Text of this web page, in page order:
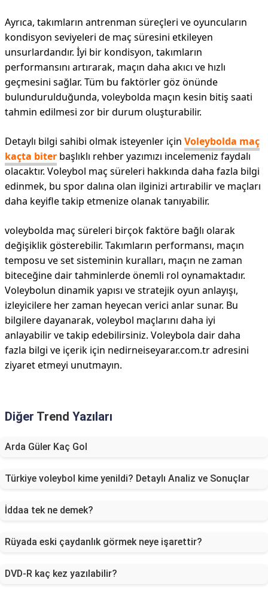
Ayrıca, takımların antrenman süreçleri ve oyuncuların
kondisyon seviyeleri de maç süresini etkileyen
unsurlardandır. İyi bir kondisyon, takımların
performansını artırarak, maçın daha akıcı ve hızlı
geçmesini sağlar. Tüm bu faktörler göz önünde
bulundurulduğunda, voleybolda maçın kesin bitiş saati
tahmin edilmesi zor bir durum oluşturabilir.
Detaylı bilgi sahibi olmak isteyenler için Voleybolda maç
kaçta biter başlıklı rehber yazımızı incelemeniz faydalı
olacaktır. Voleybol maç süreleri hakkında daha fazla bilgi
edinmek, bu spor dalına olan ilginizi artırabilir ve maçları
daha keyifle takip etmenize olanak tanıyabilir.
voleybolda maç süreleri birçok faktöre bağlı olarak
değişiklik gösterebilir. Takımların performansı, maçın
temposu ve set sisteminin kuralları, maçın ne zaman
biteceğine dair tahminlerde önemli rol oynamaktadır.
Voleybolun dinamik yapısı ve stratejik oyun anlayışı,
izleyicilere her zaman heyecan verici anlar sunar. Bu
bilgilere dayanarak, voleybol maçlarını daha iyi
anlayabilir ve takip edebilirsiniz. Voleybola dair daha
fazla bilgi ve içerik için nedirneiseyarar.com.tr adresini
ziyaret etmeyi unutmayın.
Diğer Trend Yazıları
Arda Güler Kaç Gol
Türkiye voleybol kime yenildi? Detaylı Analiz ve Sonuçlar
İddaa tek ne demek?
Rüyada eski çaydanlık görmek neye işarettir?
DVD-R kaç kez yazılabilir?